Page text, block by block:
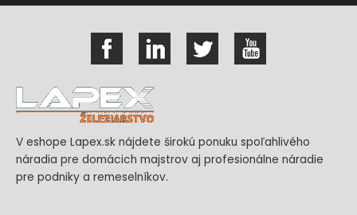
V eshope Lapex.sk nájdete širokú ponuku spoľahlivého
náradia pre domácich majstrov aj profesionálne náradie
pre podniky a remeselníkov.